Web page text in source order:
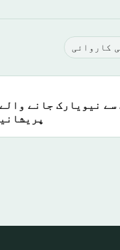
کاروائی
سے نیویارک جانے